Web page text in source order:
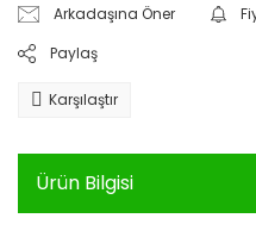
Arkadaşına Öner
Paylaş
Karşılaştır
Ürün Bilgisi